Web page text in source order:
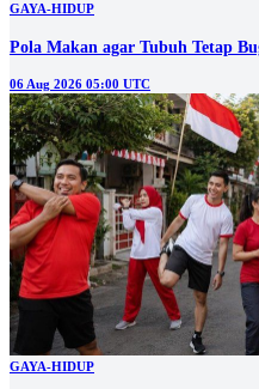
GAYA-HIDUP
Pola Makan agar Tubuh Tetap
06 Aug 2026 05:00 UTC
GAYA-HIDUP